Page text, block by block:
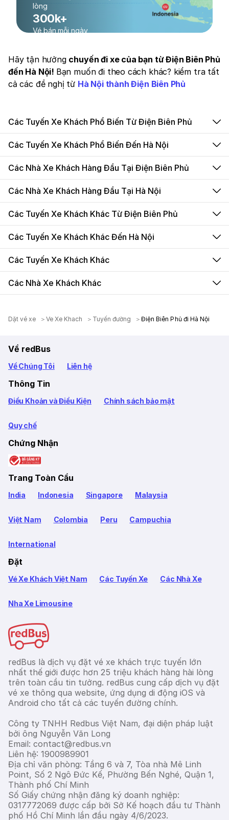
lòng
300k+
Vé bán mỗi ngày
Hãy tận hưởng chuyến đi xe của bạn từ Điện Biên Phủ
đến Hà Nội! Bạn muốn đi theo cách khác? kiểm tra tất
cả các đề nghị từ Hà Nội thành Điện Biên Phủ
Các Tuyến Xe Khách Phổ Biến Từ Điện Biên Phủ
Các Tuyến Xe Khách Phổ Biến Đến Hà Nội
Các Nhà Xe Khách Hàng Đầu Tại Điện Biên Phủ
Các Nhà Xe Khách Hàng Đầu Tại Hà Nội
Các Tuyến Xe Khách Khác Từ Điện Biên Phủ
Các Tuyến Xe Khách Khác Đến Hà Nội
Các Tuyến Xe Khách Khác
Các Nhà Xe Khách Khác
Dặt vé xe Ve Xe Khach Tuyến đường Điện Biên Phủ đi Hà Nội
Về redBus
Về Chúng Tôi Liên hệ
Thông Tin
Điều Khoản và Điều Kiện Chính sách bảo mật
Quy chế
Chứng Nhận
Trang Toàn Cầu
India Indonesia Singapore Malaysia
Việt Nam Colombia Peru Campuchia
International
Đặt
Vé Xe Khách Việt Nam Các Tuyến Xe Các Nhà Xe
Nha Xe Limousine
redBus là dịch vụ đặt vé xe khách trực tuyến lớn
nhất thế giới được hơn 25 triệu khách hàng hài lòng
trên toàn cầu tin tưởng. redBus cung cấp dịch vụ đặt
vé xe thông qua website, ứng dụng di động iOS và
Android cho tất cả các tuyến đường chính.
Công ty TNHH Redbus Việt Nam, đại diện pháp luật
bởi ông Nguyễn Văn Long
Email: contact@redbus.vn
Liên hệ: 1900989901
Địa chỉ văn phòng: Tầng 6 và 7, Tòa nhà Mê Linh
Point, Số 2 Ngô Đức Kế, Phường Bến Nghé, Quận 1,
Thành phố Chí Minh
Số Giấy chứng nhận đăng ký doanh nghiệp:
0317772069 được cấp bởi Sở Kế hoạch đầu tư Thành
phố Hồ Chí Minh lần đầu ngày 4/6/2023.